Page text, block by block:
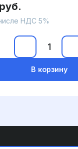
НДС 5%
В корзину